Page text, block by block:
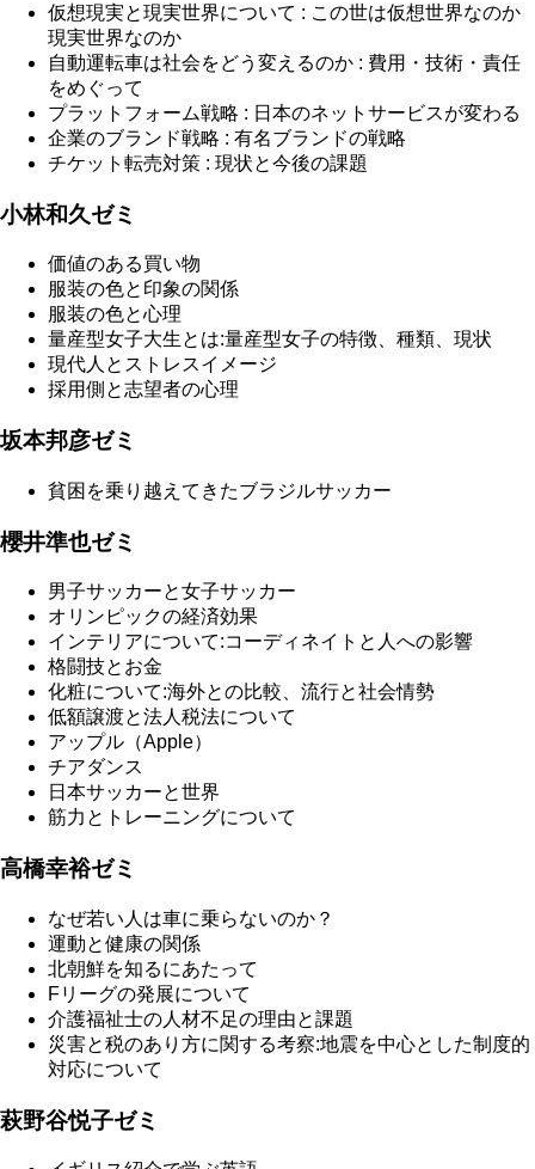
仮想現実と現実世界について : この世は仮想世界なのか
現実世界なのか
自動運転車は社会をどう変えるのか : 費用・技術・責任
をめぐって
プラットフォーム戦略 : 日本のネットサービスが変わる
企業のブランド戦略 : 有名ブランドの戦略
チケット転売対策 : 現状と今後の課題
小林和久ゼミ
価値のある買い物
服装の色と印象の関係
服装の色と心理
量産型女子大生とは:量産型女子の特徴、種類、現状
現代人とストレスイメージ
採用側と志望者の心理
坂本邦彦ゼミ
貧困を乗り越えてきたブラジルサッカー
櫻井準也ゼミ
男子サッカーと女子サッカー
オリンピックの経済効果
インテリアについて:コーディネイトと人への影響
格闘技とお金
化粧について:海外との比較、流行と社会情勢
低額譲渡と法人税法について
アップル（Apple）
チアダンス
日本サッカーと世界
筋力とトレーニングについて
高橋幸裕ゼミ
なぜ若い人は車に乗らないのか？
運動と健康の関係
北朝鮮を知るにあたって
Fリーグの発展について
介護福祉士の人材不足の理由と課題
災害と税のあり方に関する考察:地震を中心とした制度的
対応について
萩野谷悦子ゼミ